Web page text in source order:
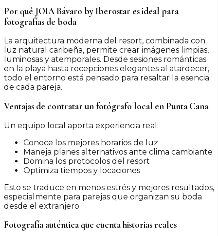
Por qué JOIA Bávaro by Iberostar es ideal para
fotografías de boda
La arquitectura moderna del resort, combinada con
luz natural caribeña, permite crear imágenes limpias,
luminosas y atemporales. Desde sesiones románticas
en la playa hasta recepciones elegantes al atardecer,
todo el entorno está pensado para resaltar la esencia
de cada pareja.
Ventajas de contratar un fotógrafo local en Punta Cana
Un equipo local aporta experiencia real:
Conoce los mejores horarios de luz
Maneja planes alternativos ante clima cambiante
Domina los protocolos del resort
Optimiza tiempos y locaciones
Esto se traduce en menos estrés y mejores resultados,
especialmente para parejas que organizan su boda
desde el extranjero.
Fotografía auténtica que cuenta historias reales